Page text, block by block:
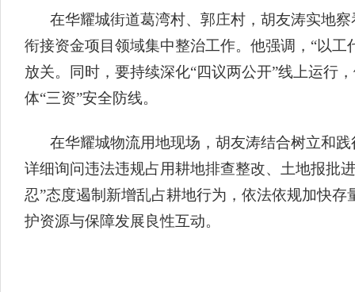
在华耀城街道葛湾村、郭庄村，胡友涛实地
衔接资金项目领域集中整治工作。他强调，“以
放关。同时，要持续深化“四议两公开”线上运行
体“三资”安全防线。
在华耀城物流用地现场，胡友涛结合树立和
详细询问违法违规占用耕地排查整改、土地报批
忍”态度遏制新增乱占耕地行为，依法依规加快
护资源与保障发展良性互动。